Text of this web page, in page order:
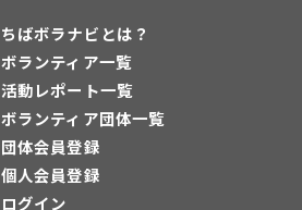
ちばボラナビとは？
ボランティア一覧
活動レポート一覧
ボランティア団体一覧
団体会員登録
個人会員登録
ログイン